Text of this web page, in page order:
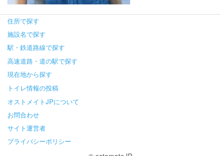
住所で探す
施設名で探す
駅・鉄道路線で探す
高速道路・道の駅で探す
現在地から探す
トイレ情報の投稿
オストメイトJPについて
お問合わせ
サイト運営者
プライバシーポリシー